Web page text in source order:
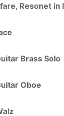
Resonet in
Brass Solo
Oboe